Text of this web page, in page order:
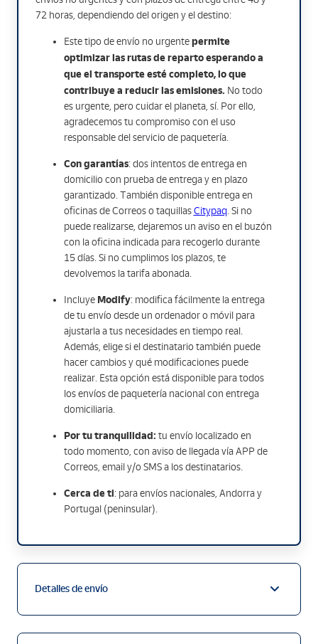
72 horas, dependiendo del origen y el destino:
Este tipo de envío no urgentepermite
optimizar las rutas de reparto esperando a
que el transporte esté completo, lo que
contribuye a reducir las emisiones. No todo
es urgente, pero cuidar el planeta, sí. Por ello,
agradecemos tu compromiso con el uso
responsable del servicio de paquetería.
Con garantías: dos intentos de entrega en
domicilio con prueba de entrega y en plazo
garantizado. También disponible entrega en
oficinas de Correos o taquillasCitypaq. Si no
puede realizarse, dejaremos un aviso en el buzón
con la oficina indicada para recogerlo durante
15 días. Si no cumplimos los plazos, te
devolvemos la tarifa abonada.
Incluye Modify: modifica fácilmente la entrega
de tu envío desde un ordenador o móvil para
ajustarla a tus necesidades en tiempo real.
Además, elige si el destinatario también puede
hacer cambios y qué modificaciones puede
realizar. Esta opción está disponible para todos
los envíos de paquetería nacional con entrega
domiciliaria.
Por tu tranquilidad: tu envío localizado en
todo momento, con aviso de llegada vía APP de
Correos, email y/o SMS a los destinatarios.
Cerca de ti: para envíos nacionales, Andorra y
Portugal (peninsular).
Detalles de envío